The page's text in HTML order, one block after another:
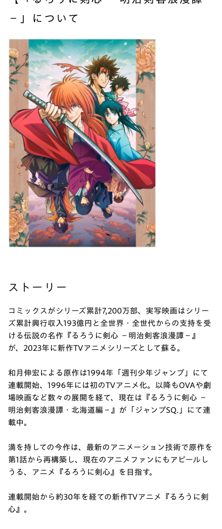
－」について
ストーリー
コミックスがシリーズ累計7,200万部、実写映画はシリー
ズ累計興行収入193億円と全世界・全世代からの支持を受
ける伝説の名作『るろうに剣心 －明治剣客浪漫譚－』
が、2023年に新作TVアニメシリーズとして蘇る。
和月伸宏による原作は1994年「週刊少年ジャンプ」にて
連載開始、1996年には初のTVアニメ化。以降もOVAや劇
場映画など数々の展開を経て、現在は『るろうに剣心 －
明治剣客浪漫譚・北海道編－』が「ジャンプSQ.」にて連
載中。
満を持しての今作は、最新のアニメーション技術で原作を
第1話から再構築し、現在のアニメファンにもアピールし
うる、アニメ『るろうに剣心』を目指す。
連載開始から約30年を経ての新作TVアニメ『るろうに剣
心』。